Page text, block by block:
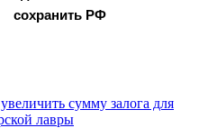
сохранить РФ
сумму залога для
лавры